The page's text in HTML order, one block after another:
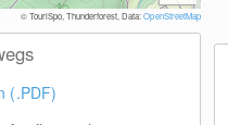
© TouriSpo, Thunderforest, Data:OpenStreetMap
(.PDF)